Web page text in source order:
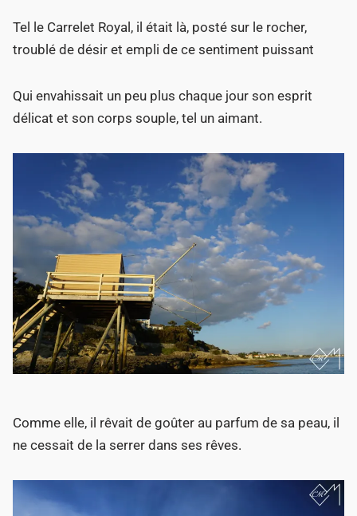
Tel le Carrelet Royal, il était là, posté sur le rocher,
troublé de désir et empli de ce sentiment puissant
Qui envahissait un peu plus chaque jour son esprit
délicat et son corps souple, tel un aimant.
Comme elle, il rêvait de goûter au parfum de sa peau, il
ne cessait de la serrer dans ses rêves.